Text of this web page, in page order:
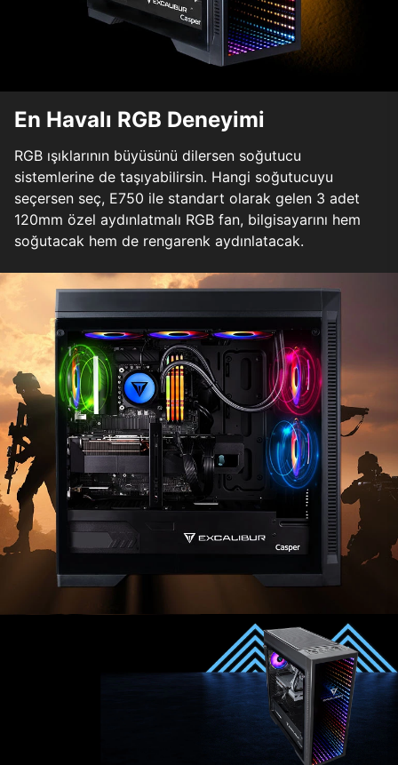
En Havalı RGB Deneyimi
RGB ışıklarının büyüsünü dilersen soğutucu
sistemlerine de taşıyabilirsin. Hangi soğutucuyu
seçersen seç, E750 ile standart olarak gelen 3 adet
120mm özel aydınlatmalı RGB fan, bilgisayarını hem
soğutacak hem de rengarenk aydınlatacak.